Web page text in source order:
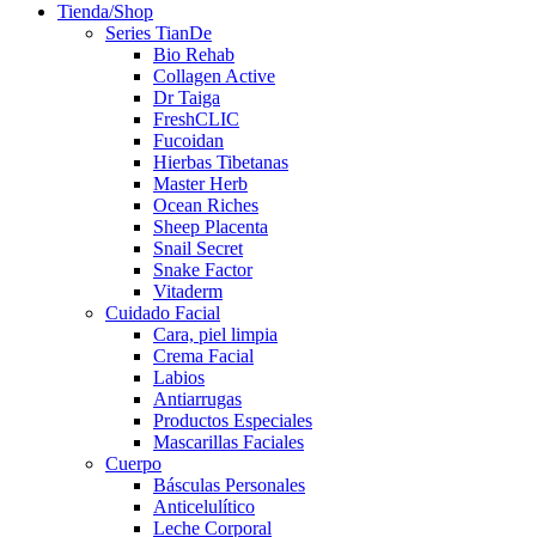
Tienda/Shop
Series TianDe
Bio Rehab
Collagen Active
Dr Taiga
FreshCLIC
Fucoidan
Hierbas Tibetanas
Master Herb
Ocean Riches
Sheep Placenta
Snail Secret
Snake Factor
Vitaderm
Cuidado Facial
Cara, piel limpia
Crema Facial
Labios
Antiarrugas
Productos Especiales
Mascarillas Faciales
Cuerpo
Básculas Personales
Anticelulítico
Leche Corporal